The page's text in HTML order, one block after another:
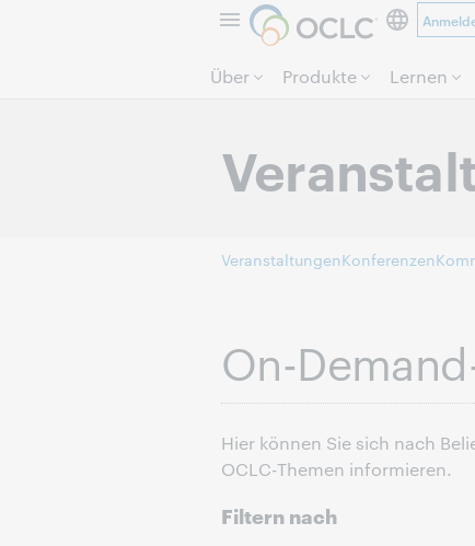
Über Produkte Lernen
VeranstaltungenKonferenzen
On-
Hier können Sie sich nach
OCLC-Themen informieren.
Filtern nach